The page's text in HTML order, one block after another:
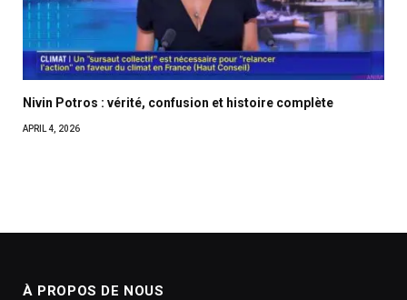
Nivin Potros : vérité, confusion et histoire complète
APRIL 4, 2026
À PROPOS DE NOUS